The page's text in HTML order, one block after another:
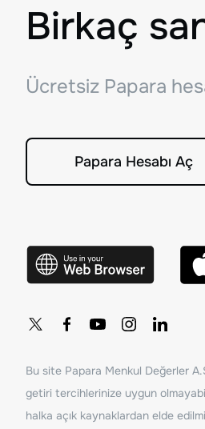
Birkaç
Ücretsiz Papara
Papara Hesabı Aç
Bu site Papara Menkul Değerler
getiri tercihlerinize uygun
halka açık kaynaklardan elde